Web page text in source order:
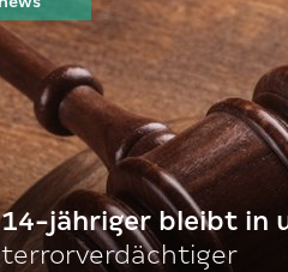
14-jähriger bleibt in
terrorverdächtiger